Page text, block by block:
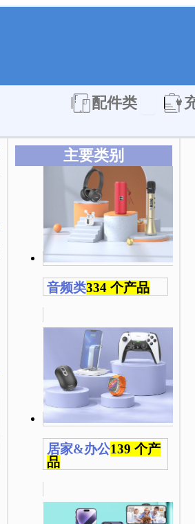
配件类 Open 配件
主要类别
音频类334 个产品
居家&办公139 个产
品